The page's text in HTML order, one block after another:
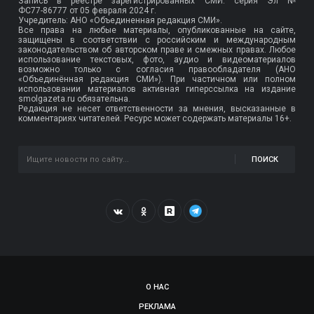
ФС77-86777 от 05 февраля 2024 г.
Учредитель: АНО «Объединенная редакция СМИ».
Все права на любые материалы, опубликованные на сайте,
защищены в соответствии с российским и международным
законодательством об авторском праве и смежных правах. Любое
использование текстовых, фото, аудио и видеоматериалов
возможно только с согласия правообладателя (АНО
«Объединённая редакция СМИ»). При частичном или полном
использовании материалов активная гиперссылка на издание
smolgazeta.ru обязательна.
Редакция не несет ответственности за мнения, высказанные в
комментариях читателей. Ресурс может содержать материалы 16+.
ПОИСК
О НАС
РЕКЛАМА